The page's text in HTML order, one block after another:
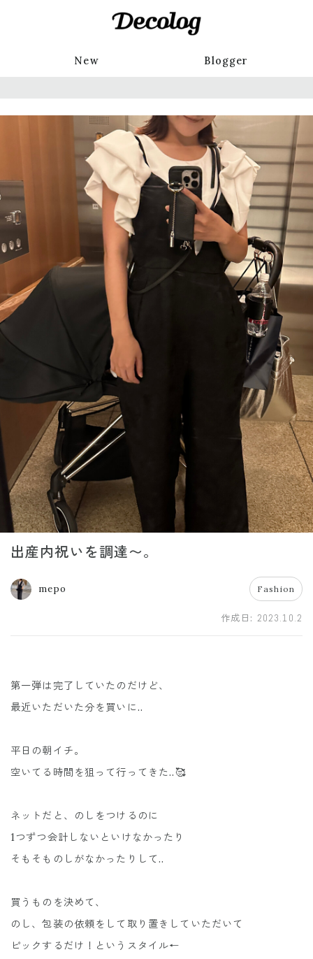
New Blogger
出産内祝いを調達〜。
mepo Fashion
作成日: 2023.10.2
第一弾は完了していたのだけど、
最近いただいた分を買いに..
平日の朝イチ。
空いてる時間を狙って行ってきた..🥰
ネットだと、のしをつけるのに
1つずつ会計しないといけなかったり
そもそものしがなかったりして..
買うものを決めて、
のし、包装の依頼をして取り置きしていただいて
ピックするだけ！というスタイル←